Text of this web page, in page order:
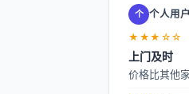
个 个人用户
★★★☆☆
上门及时
价格比其他